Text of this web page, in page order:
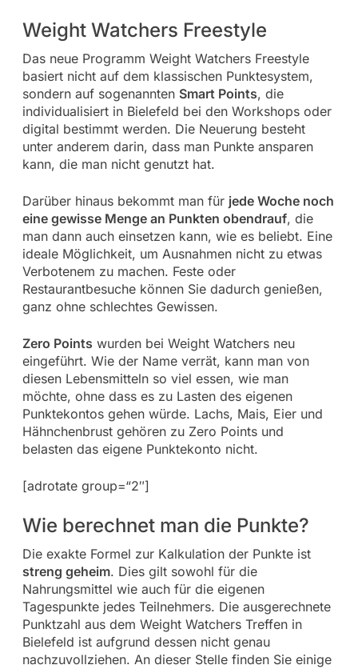
Weight Watchers Freestyle
Das neue Programm Weight Watchers Freestyle
basiert nicht auf dem klassischen Punktesystem,
sondern auf sogenannten Smart Points, die
individualisiert in Bielefeld bei den Workshops oder
digital bestimmt werden. Die Neuerung besteht
unter anderem darin, dass man Punkte ansparen
kann, die man nicht genutzt hat.
Darüber hinaus bekommt man für jede Woche noch
eine gewisse Menge an Punkten obendrauf, die
man dann auch einsetzen kann, wie es beliebt. Eine
ideale Möglichkeit, um Ausnahmen nicht zu etwas
Verbotenem zu machen. Feste oder
Restaurantbesuche können Sie dadurch genießen,
ganz ohne schlechtes Gewissen.
Zero Points wurden bei Weight Watchers neu
eingeführt. Wie der Name verrät, kann man von
diesen Lebensmitteln so viel essen, wie man
möchte, ohne dass es zu Lasten des eigenen
Punktekontos gehen würde. Lachs, Mais, Eier und
Hähnchenbrust gehören zu Zero Points und
belasten das eigene Punktekonto nicht.
[adrotate group=“2″]
Wie berechnet man die Punkte?
Die exakte Formel zur Kalkulation der Punkte ist
streng geheim. Dies gilt sowohl für die
Nahrungsmittel wie auch für die eigenen
Tagespunkte jedes Teilnehmers. Die ausgerechnete
Punktzahl aus dem Weight Watchers Treffen in
Bielefeld ist aufgrund dessen nicht genau
nachzuvollziehen. An dieser Stelle finden Sie einige